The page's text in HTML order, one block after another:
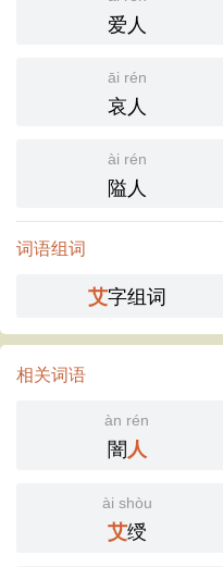
爱人
āi rén
哀人
ài rén
隘人
词语组词
艾字组词
相关词语
àn rén
闇人
ài shòu
艾绶